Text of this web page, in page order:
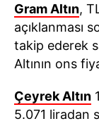
Gram Altın,
açıklanması
takip ederek
Altının ons
Çeyrek Altın
5.071 liradan